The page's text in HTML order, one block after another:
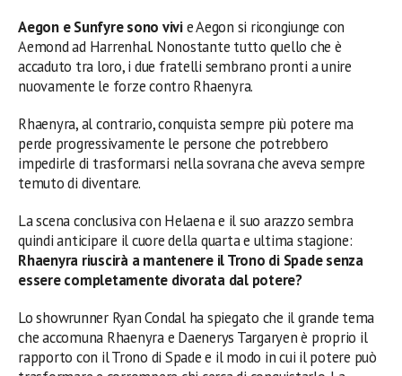
Aegon e Sunfyre sono vivie Aegon si ricongiunge con
Aemond ad Harrenhal. Nonostante tutto quello che è
accaduto tra loro, i due fratelli sembrano pronti a unire
nuovamente le forze contro Rhaenyra.
Rhaenyra, al contrario, conquista sempre più potere ma
perde progressivamente le persone che potrebbero
impedirle di trasformarsi nella sovrana che aveva sempre
temuto di diventare.
La scena conclusiva con Helaena e il suo arazzo sembra
quindi anticipare il cuore della quarta e ultima stagione:
Rhaenyra riuscirà a mantenere il Trono di Spade senza
essere completamente divorata dal potere?
Lo showrunner Ryan Condal ha spiegato che il grande tema
che accomuna Rhaenyra e Daenerys Targaryen è proprio il
rapporto con il Trono di Spade e il modo in cui il potere può